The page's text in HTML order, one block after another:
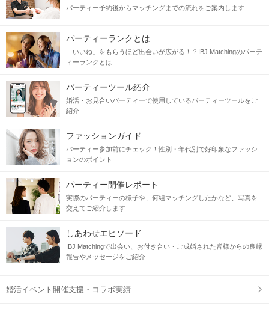
パーティー予約後からマッチングまでの流れをご案内します
パーティーランクとは
「いいね」をもらうほど出会いが広がる！？IBJ Matchingのパーテ
ィーランクとは
パーティーツール紹介
婚活・お見合いパーティーで使用しているパーティーツールをご
紹介
ファッションガイド
パーティー参加前にチェック！性別・年代別で好印象なファッシ
ョンのポイント
パーティー開催レポート
実際のパーティーの様子や、何組マッチングしたかなど、写真を
交えてご紹介します
しあわせエピソード
IBJ Matchingで出会い、お付き合い・ご成婚された皆様からの良縁
報告やメッセージをご紹介
婚活イベント開催支援・コラボ実績